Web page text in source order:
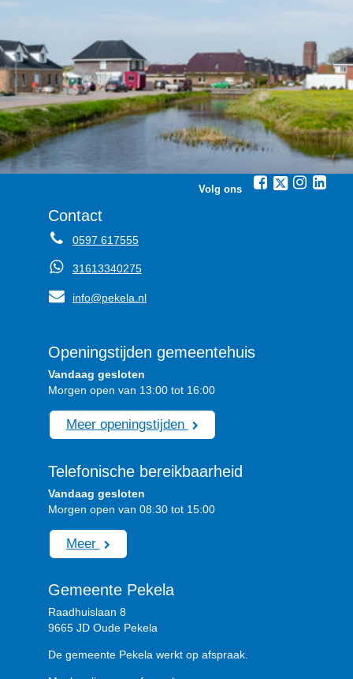
Volg ons
Contact
0597 617555
31613340275
info@pekela.nl
Openingstijden gemeentehuis
Vandaag gesloten
Morgen open van 13:00 tot 16:00
Meer openingstijden
Telefonische bereikbaarheid
Vandaag gesloten
Morgen open van 08:30 tot 15:00
Meer
Gemeente Pekela
Raadhuislaan 8
9665 JD Oude Pekela
De gemeente Pekela werkt op afspraak.